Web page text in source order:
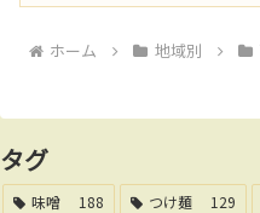
ホーム 地域別
タグ
味噌 188 つけ麺 129